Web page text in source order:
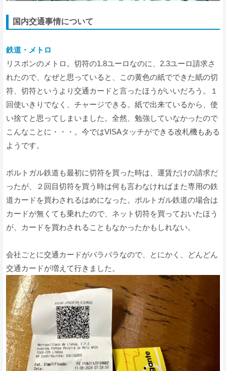
国内交通事情について
鉄道・メトロ
リスボンのメトロ。切符の1.8ユーロなのに、2.3ユーロ請求さ
れたので、なぜと思っていると、この黄色の紙でできた紙の切
符、切符というより交通カードと言ったほうがいいだろう。１
回使いきりでなく、チャージできる。紙で出来ているから、使
い捨てと思ってしまいました。全然、勉強していなかったので
こんなことに・・・。今ではVISAタッチができる改札機もある
ようです。
ポルトガル鉄道も最初に切符を買った時は、運賃だけの請求だ
ったが、２回目切符を買う時は何も言わなければまた専用の鉄
道カードを買わされるはめになった。ポルトガル鉄道の場合は
カードが無くても乗れたので、ネット切符を買っておいたほう
が、カードを買わされることもなかったかもしれない。
会社ごとに交通カードがバラバラなので、とにかく、どんどん
交通カードが増えて行きました。